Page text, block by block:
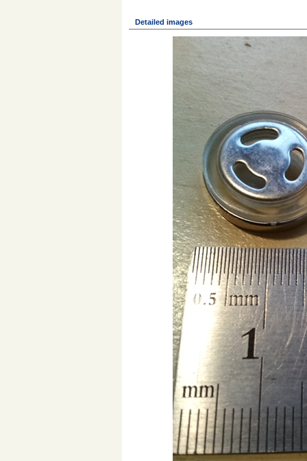
Detailed images